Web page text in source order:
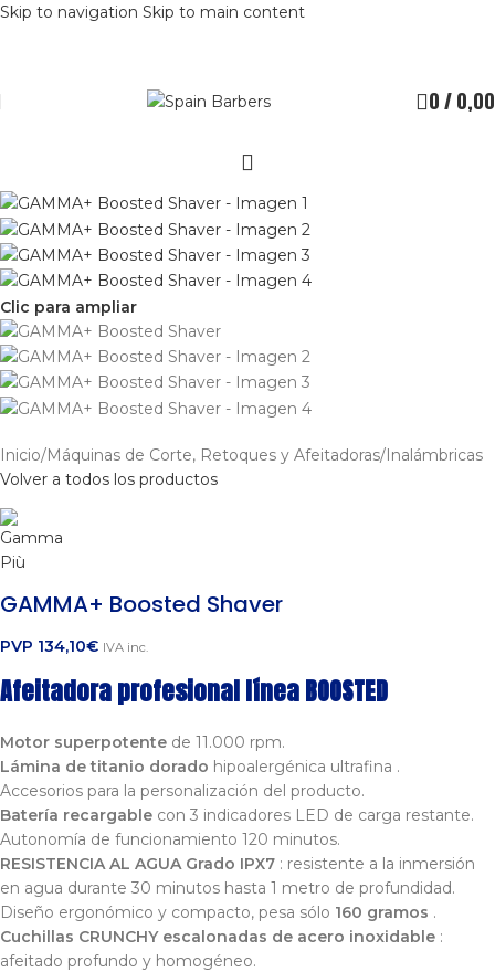
Skip to navigation Skip to main content
0/0,00
Clic para ampliar
Inicio/Máquinas de Corte, Retoques y Afeitadoras/Inalámbricas
Volver a todos los productos
GAMMA+ Boosted Shaver
PVP 134,10€ IVA inc.
Afeitadora profesional línea BOOSTED
Motor superpotente de 11.000 rpm.
Lámina de titanio dorado hipoalergénica ultrafina .
Accesorios para la personalización del producto.
Batería recargable con 3 indicadores LED de carga restante.
Autonomía de funcionamiento 120 minutos.
RESISTENCIA AL AGUA Grado IPX7 : resistente a la inmersión
en agua durante 30 minutos hasta 1 metro de profundidad.
Diseño ergonómico y compacto, pesa sólo 160 gramos .
Cuchillas CRUNCHY escalonadas de acero inoxidable :
afeitado profundo y homogéneo.